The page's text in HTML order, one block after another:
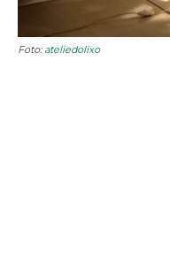
Foto: ateliedolixo